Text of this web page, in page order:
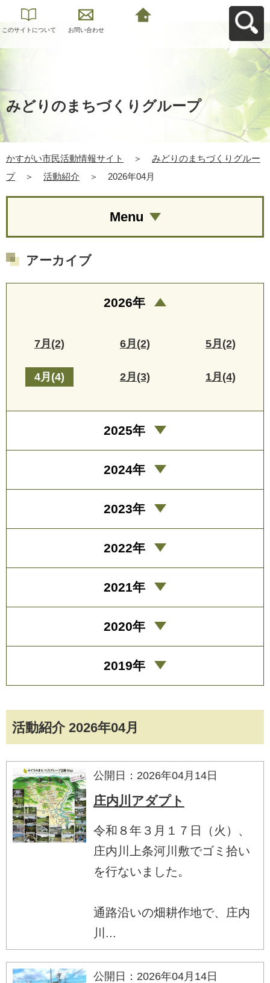
このサイトについて お問い合わせ
みどりのまちづくりグループ
かすがい市民活動情報サイト ＞
みどりのまちづくりグルー
プ
＞ 活動紹介 ＞ 2026年04月
活動紹介 2026年04月
公開日：2026年04月14日
庄内川アダプト
令和８年３月１７日（火）、
庄内川上条河川敷でゴミ拾い
を行ないました。
通路沿いの畑耕作地で、庄内
川...
公開日：2026年04月14日
Menu
アーカイブ
2026年
7月(2) 6月(2) 5月(2)
4月(4) 2月(3) 1月(4)
2025年
2024年
2023年
2022年
2021年
2020年
2019年